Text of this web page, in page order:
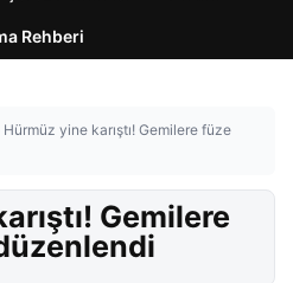
Rehberi
Hürmüz yine karıştı! Gemilere füze
Gemilere